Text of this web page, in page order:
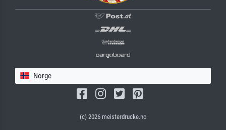
Norge
(c) 2026 meisterdrucke.no